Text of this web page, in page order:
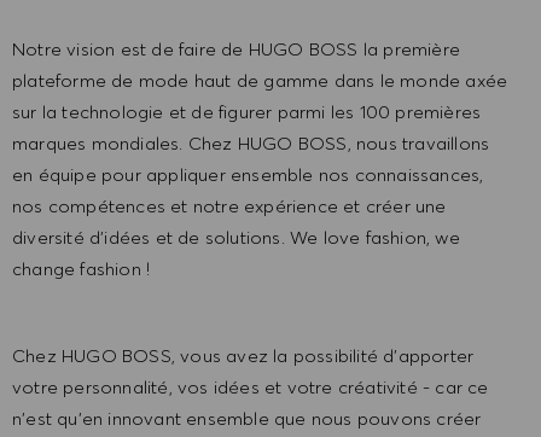
Notre vision est de faire de HUGO BOSS la première
plateforme de mode haut de gamme dans le monde axée
sur la technologie et de figurer parmi les 100 premières
marques mondiales. Chez HUGO BOSS, nous travaillons
en équipe pour appliquer ensemble nos connaissances,
nos compétences et notre expérience et créer une
diversité d'idées et de solutions. We love fashion, we
change fashion !
Chez HUGO BOSS, vous avez la possibilité d'apporter
votre personnalité, vos idées et votre créativité - car ce
n'est qu'en innovant ensemble que nous pouvons créer